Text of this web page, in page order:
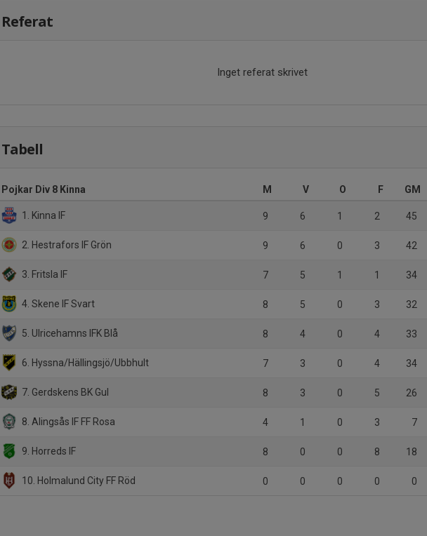
Referat
Inget referat skrivet
Tabell
Pojkar Div 8 Kinna M V O F GM
1. Kinna IF 9 6 1 2 45
2. Hestrafors IF Grön 9 6 0 3 42
3. Fritsla IF 7 5 1 1 34
4. Skene IF Svart 8 5 0 3 32
5. Ulricehamns IFK Blå 8 4 0 4 33
6. Hyssna/Hällingsjö/Ubbhult 7 3 0 4 34
7. Gerdskens BK Gul 8 3 0 5 26
8. Alingsås IF FF Rosa 4 1 0 3 7
9. Horreds IF 8 0 0 8 18
10. Holmalund City FF Röd 0 0 0 0 0